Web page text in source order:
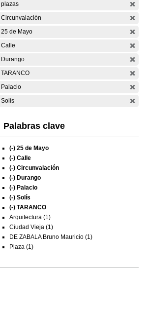
plazas
Circunvalación
25 de Mayo
Calle
Durango
TARANCO
Palacio
Solís
Palabras clave
(-) 25 de Mayo
(-) Calle
(-) Circunvalación
(-) Durango
(-) Palacio
(-) Solís
(-) TARANCO
Arquitectura (1)
Ciudad Vieja (1)
DE ZABALA Bruno Mauricio (1)
Plaza (1)